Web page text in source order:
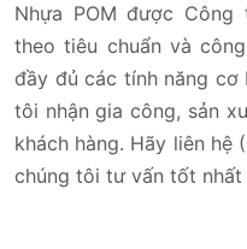
Nhựa POM được
theo tiêu chuẩn và
đầy đủ các tính năng cơ
tôi nhận gia công, sản
khách hàng. Hãy liên
chúng tôi tư vấn tốt nhất